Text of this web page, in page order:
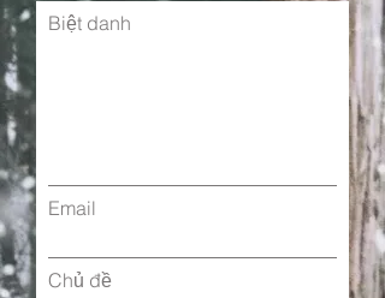
Biệt danh
Email
Chủ đề